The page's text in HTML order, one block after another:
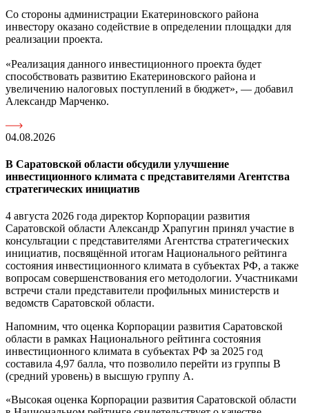
Со стороны администрации Екатериновского района
инвестору оказано содействие в определении площадки для
реализации проекта.
«Реализация данного инвестиционного проекта будет
способствовать развитию Екатериновского района и
увеличению налоговых поступлений в бюджет», — добавил
Александр Марченко.
04.08.2026
В Саратовской области обсудили улучшение
инвестиционного климата с представителями Агентства
стратегических инициатив
4 августа 2026 года директор Корпорации развития
Саратовской области Александр Храпугин принял участие в
консультации с представителями Агентства стратегических
инициатив, посвящённой итогам Национального рейтинга
состояния инвестиционного климата в субъектах РФ, а также
вопросам совершенствования его методологии. Участниками
встречи стали представители профильных министерств и
ведомств Саратовской области.
Напомним, что оценка Корпорации развития Саратовской
области в рамках Национального рейтинга состояния
инвестиционного климата в субъектах РФ за 2025 год
составила 4,97 балла, что позволило перейти из группы В
(средний уровень) в высшую группу А.
«Высокая оценка Корпорации развития Саратовской области